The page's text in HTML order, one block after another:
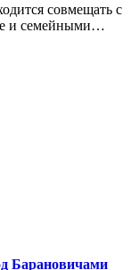
совмещать с
и семейными…
Барановичами